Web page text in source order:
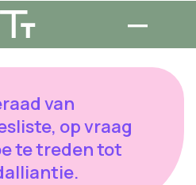
van
op vraag
te treden tot